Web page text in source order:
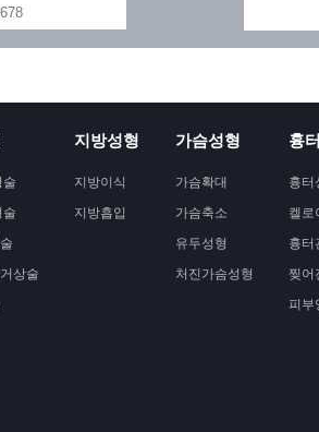
술
술
상술
지방성형
지방이식
지방흡입
가슴성형
가슴확대
가슴축소
유두성형
처진가슴성형
흉
흉터
켈로
흉터
찢어
피부